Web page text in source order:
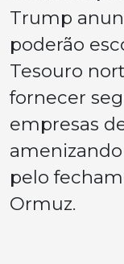
Trump
poderão
Tesouro
fornecer
empresas
pelo
Ormuz.